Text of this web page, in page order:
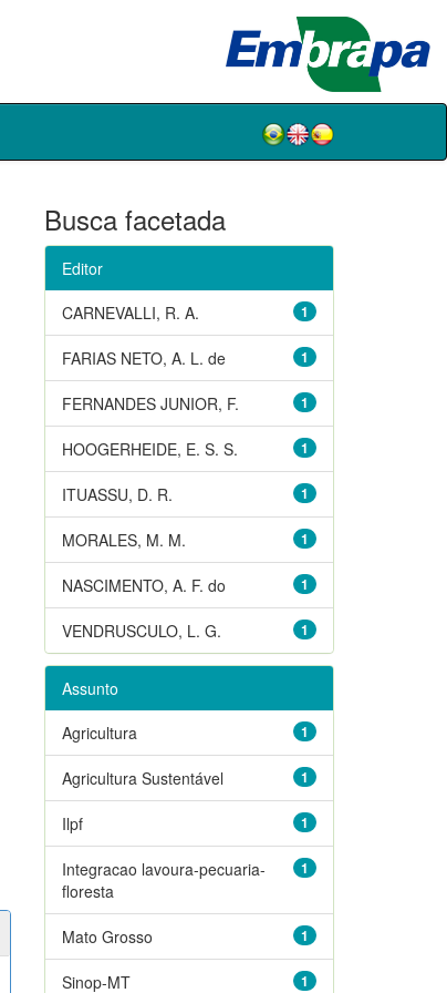
Busca facetada
Editor
1
CARNEVALLI, R. A.
1
FARIAS NETO, A. L. de
1
FERNANDES JUNIOR, F.
1
HOOGERHEIDE, E. S. S.
1
ITUASSU, D. R.
1
MORALES, M. M.
1
NASCIMENTO, A. F. do
1
VENDRUSCULO, L. G.
Assunto
1
Agricultura
1
Agricultura Sustentável
1
Ilpf
1
Integracao lavoura-pecuaria-
floresta
1
Mato Grosso
1
Sinop-MT